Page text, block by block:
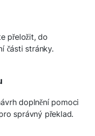
přeložit, do
části stránky.
doplnění pomoci
správný překlad.